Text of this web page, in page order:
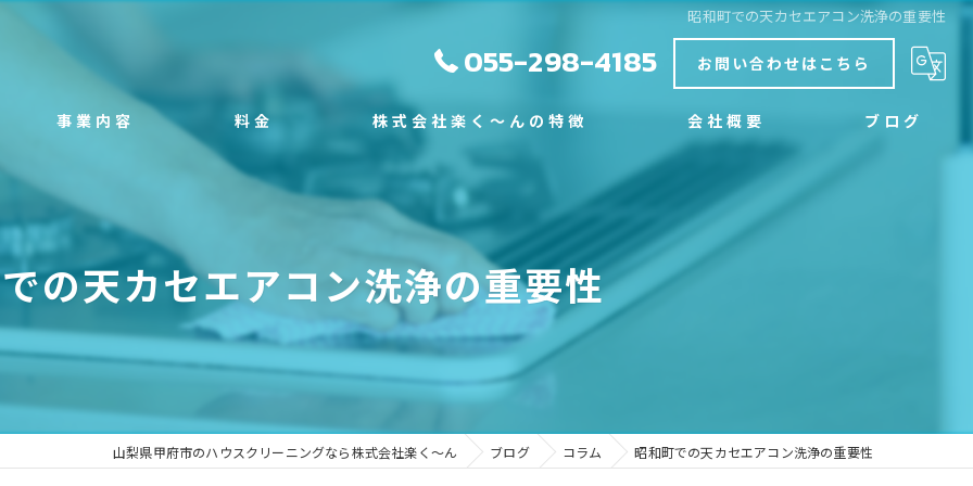
昭和町での天カセエアコン洗浄の重要性
055-298-4185 お問い合わせはこちら
事業内容
スタッフ
料金 株式会社楽く～んの特徴
エアコンクリーニング
外構工事
不用品回収
会社概要 ブログ
の天カセエアコン洗浄の重要性
山梨県甲府市のハウスクリーニングなら株式会社楽く～ん ブログ コラム 昭和町での天カセエアコン洗浄の重要性